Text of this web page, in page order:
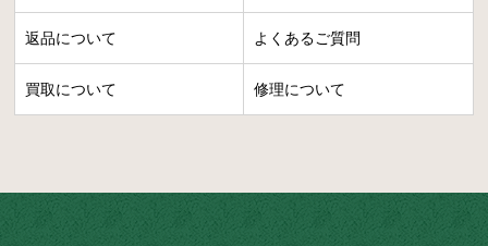
返品について よくあるご質問
買取について 修理について